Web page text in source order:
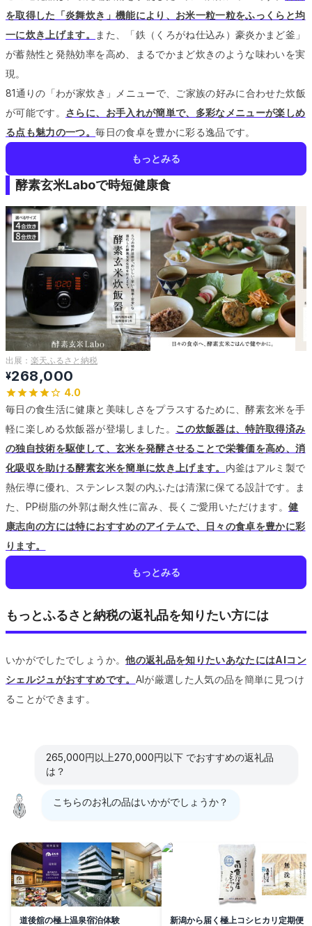
を取得した「炎舞炊き」機能により、お米一粒一粒をふっくらと均
一に炊き上げます。
また、「鉄（くろがね仕込み）豪炎かまど釜」
が蓄熱性と発熱効率を高め、まるでかまど炊きのような味わいを実
現。
81通りの「わが家炊き」メニューで、ご家族の好みに合わせた炊飯
が可能です。 さらに、お手入れが簡単で、多彩なメニューが楽しめ
る点も魅力の一つ。毎日の食卓を豊かに彩る逸品です。
もっとみる
酵素玄米Laboで時短健康食
出展： 楽天ふるさと納税
¥268,000
4.0
毎日の食生活に健康と美味しさをプラスするために、酵素玄米を手
軽に楽しめる炊飯器が登場しました。 この炊飯器は、特許取得済み
の独自技術を駆使して、玄米を発酵させることで栄養価を高め、消
化吸収を助ける酵素玄米を簡単に炊き上げます。 内釜はアルミ製で
熱伝導に優れ、ステンレス製の内ふたは清潔に保てる設計です。
ま
た、PP樹脂の外郭は耐久性に富み、長くご愛用いただけます。健
康志向の方には特におすすめのアイテムで、日々の食卓を豊かに彩
ります。
もっとみる
もっとふるさと納税の返礼品を知りたい方には
いかがでしたでしょうか。他の返礼品を知りたいあなたにはAIコン
シェルジュがおすすめです。 AIが厳選した人気の品を簡単に見つけ
ることができます。
265,000円以上270,000円以下 でおすすめの返礼品
は？
こちらのお礼の品はいかがでしょうか？
道後舘の極上温泉宿泊体験
新潟から届く極上コシヒカリ定期便